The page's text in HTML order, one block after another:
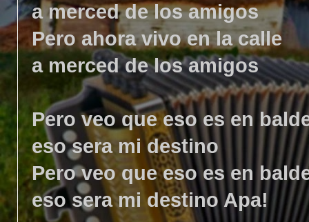
a merced de los amigos
Pero ahora vivo en la calle
a merced de los amigos
Pero veo que eso es en
eso sera mi destino
Pero veo que eso es en
eso sera mi destino Apa!